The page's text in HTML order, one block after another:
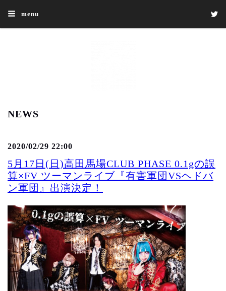
menu
NEWS
2020/02/29 22:00
5月17日(日)高田馬場CLUB PHASE 0.1gの誤
算×FV ツーマンライブ『有害軍団VSヘドバ
ン軍団』出演決定！